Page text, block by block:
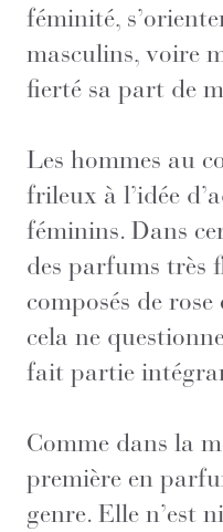
féminité,
masculins, voire
fierté sa part de
Les hommes au
frileux à l’idée
féminins. Dans
des parfums très
composés de
cela ne
fait partie
Comme dans la
première en
genre. Elle n’est